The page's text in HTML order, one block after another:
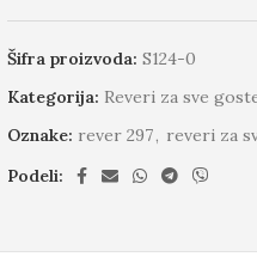
Šifra proizvoda: S124-0
Kategorija: Reveri za sve
Oznake: rever 297, reveri za
Podeli: